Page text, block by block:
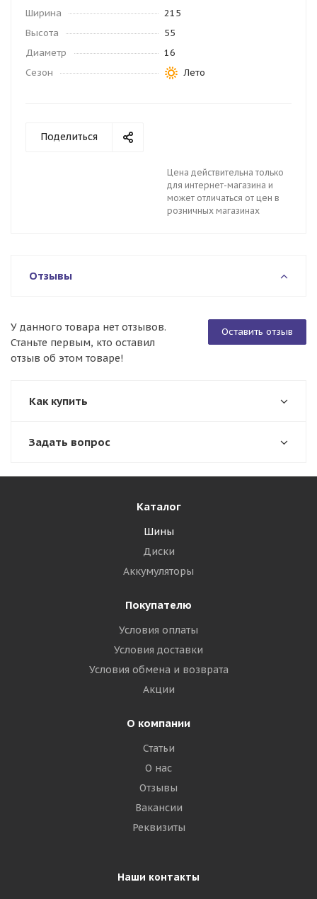
Ширина
215
Высота
55
Диаметр
16
Сезон
Лето
Поделиться
Цена действительна только
для интернет-магазина и
может отличаться от цен в
розничных магазинах
Отзывы
Оставить отзыв
У данного товара нет отзывов.
Станьте первым, кто оставил
отзыв об этом товаре!
Как купить
Задать вопрос
Каталог
Шины
Диски
Аккумуляторы
Покупателю
Условия оплаты
Условия доставки
Условия обмена и возврата
Акции
О компании
Статьи
О нас
Отзывы
Вакансии
Реквизиты
Наши контакты